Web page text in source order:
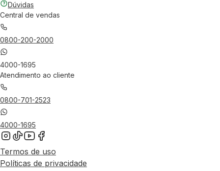
Dúvidas
Central de vendas
0800-200-2000
4000-1695
Atendimento ao cliente
0800-701-2523
4000-1695
Termos de uso
Políticas de privacidade